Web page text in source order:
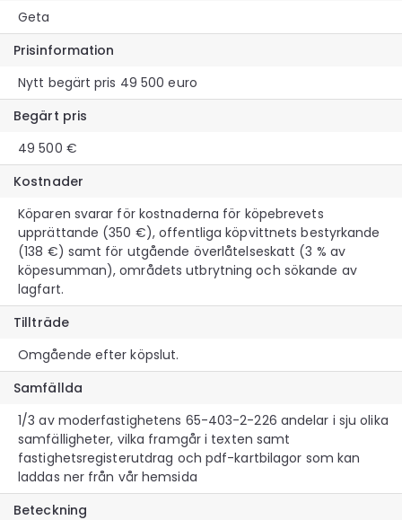
Geta
Prisinformation
Nytt begärt pris 49 500 euro
Begärt pris
49 500 €
Kostnader
Köparen svarar för kostnaderna för köpebrevets
upprättande (350 €), offentliga köpvittnets bestyrkande
(138 €) samt för utgående överlåtelseskatt (3 % av
köpesumman), områdets utbrytning och sökande av
lagfart.
Tillträde
Omgående efter köpslut.
Samfällda
1/3 av moderfastighetens 65-403-2-226 andelar i sju olika
samfälligheter, vilka framgår i texten samt
fastighetsregisterutdrag och pdf-kartbilagor som kan
laddas ner från vår hemsida
Beteckning